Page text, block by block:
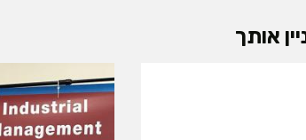
אותך